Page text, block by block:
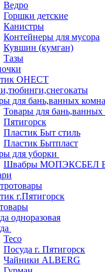
Ведро
Горшки детские
Канистры
Контейнеры для мусора
Кувшин (кумган)
Тазы
ОНЕСТ
для бань,ванных
Товары для бань,ванных
Пятигорск
Пластик Быт стиль
Пластик Бытпласт
для уборки
Швабры МОПЭКСБЕЛ
г.Пятигорск
одноразовая
Teco
Посуда г. Пятигорск
Чайники ALBERG